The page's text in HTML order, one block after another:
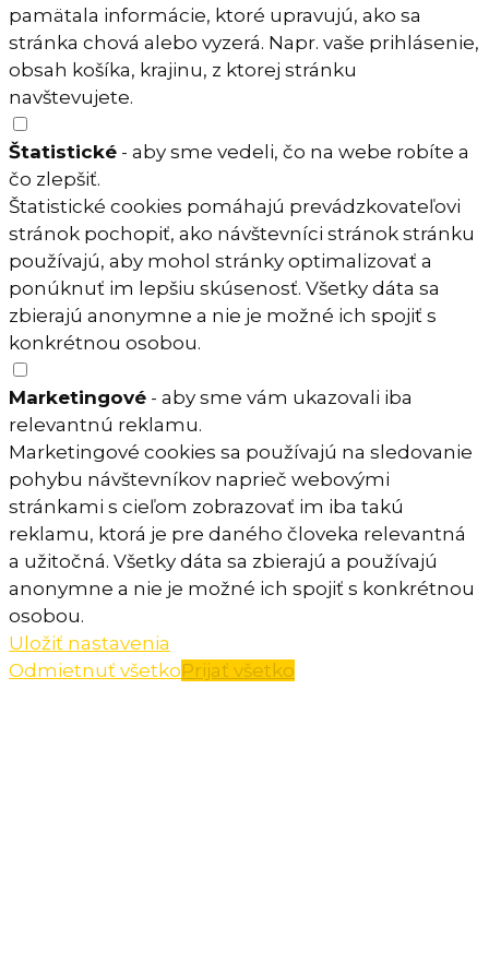
pamätala informácie, ktoré upravujú, ako sa
stránka chová alebo vyzerá. Napr. vaše prihlásenie,
obsah košíka, krajinu, z ktorej stránku
navštevujete.
Štatistické - aby sme vedeli, čo na webe robíte a
čo zlepšiť.
Štatistické cookies pomáhajú prevádzkovateľovi
stránok pochopiť, ako návštevníci stránok stránku
používajú, aby mohol stránky optimalizovať a
ponúknuť im lepšiu skúsenosť. Všetky dáta sa
zbierajú anonymne a nie je možné ich spojiť s
konkrétnou osobou.
Marketingové - aby sme vám ukazovali iba
relevantnú reklamu.
Marketingové cookies sa používajú na sledovanie
pohybu návštevníkov naprieč webovými
stránkami s cieľom zobrazovať im iba takú
reklamu, ktorá je pre daného človeka relevantná
a užitočná. Všetky dáta sa zbierajú a používajú
anonymne a nie je možné ich spojiť s konkrétnou
osobou.
Uložiť nastavenia
Odmietnuť všetkoPrijať všetko